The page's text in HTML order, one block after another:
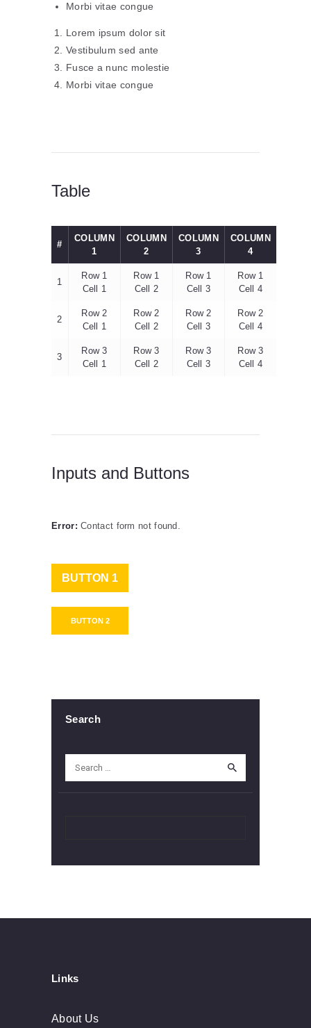
Morbi vitae congue
Lorem ipsum dolor sit
Vestibulum sed ante
Fusce a nunc molestie
Morbi vitae congue
Table
#
COLUMN
1
COLUMN
2
COLUMN
3
COLUMN
4
1
Row 1
Cell 1
Row 1
Cell 2
Row 1
Cell 3
Row 1
Cell 4
2
Row 2
Cell 1
Row 2
Cell 2
Row 2
Cell 3
Row 2
Cell 4
3
Row 3
Cell 1
Row 3
Cell 2
Row 3
Cell 3
Row 3
Cell 4
Inputs and Buttons
Error: Contact form not found.
BUTTON 1
BUTTON 2
Search
for:
Links
About Us